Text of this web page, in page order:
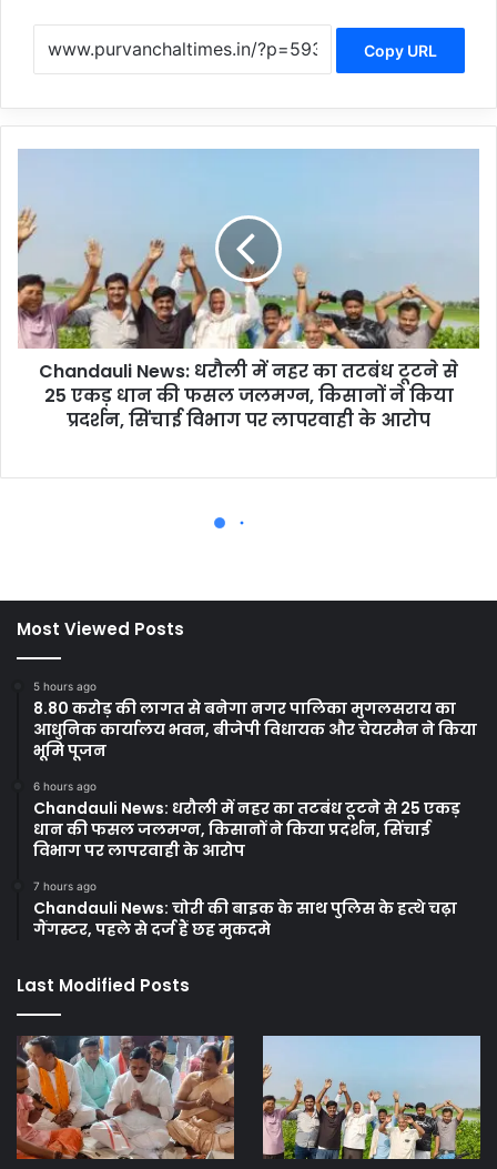
Most Viewed Posts
5 hours ago
8.80 करोड़ की लागत से बनेगा नगर पालिका मुगलसराय का
आधुनिक कार्यालय भवन, बीजेपी विधायक और चेयरमैन ने किया
भूमि पूजन
6 hours ago
Chandauli News: धरौली में नहर का तटबंध टूटने से 25 एकड़
धान की फसल जलमग्न, किसानों ने किया प्रदर्शन, सिंचाई
विभाग पर लापरवाही के आरोप
7 hours ago
Chandauli News: चोरी की बाइक के साथ पुलिस के हत्थे चढ़ा
गैंगस्टर, पहले से दर्ज हैं छह मुकदमे
Last Modified Posts